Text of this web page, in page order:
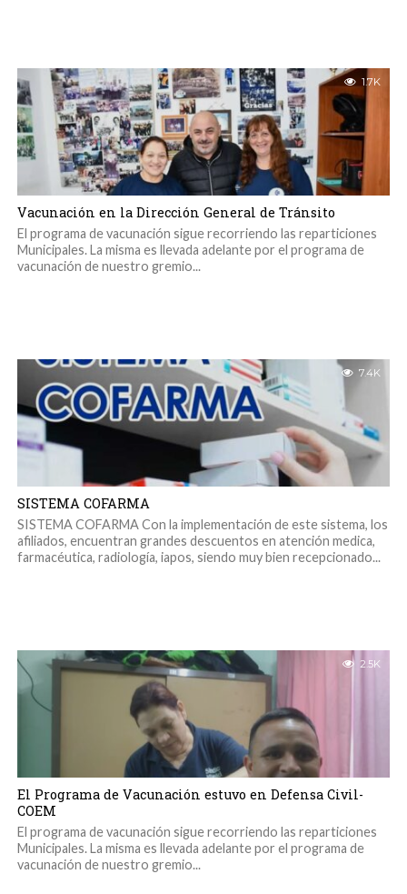
1.7K
Vacunación en la Dirección General de Tránsito
El programa de vacunación sigue recorriendo las reparticiones
Municipales. La misma es llevada adelante por el programa de
vacunación de nuestro gremio...
7.4K
SISTEMA COFARMA
SISTEMA COFARMA Con la implementación de este sistema, los
afiliados, encuentran grandes descuentos en atención medica,
farmacéutica, radiología, iapos, siendo muy bien recepcionado...
2.5K
El Programa de Vacunación estuvo en Defensa Civil-
COEM
El programa de vacunación sigue recorriendo las reparticiones
Municipales. La misma es llevada adelante por el programa de
vacunación de nuestro gremio...